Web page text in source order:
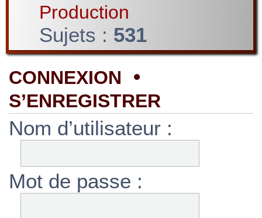
Production
Sujets : 531
CONNEXION •
S’ENREGISTRER
Nom d’utilisateur :
Mot de passe :